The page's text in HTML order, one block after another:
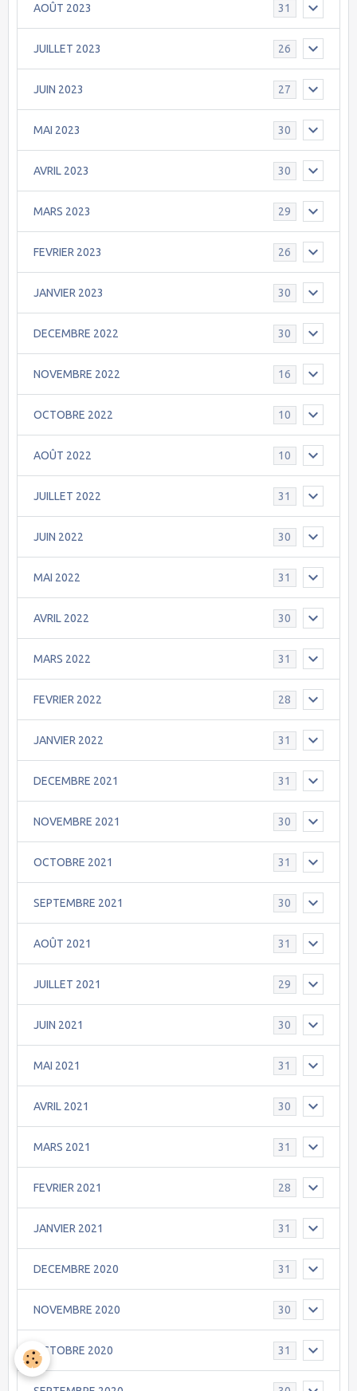
AOÛT 2023 31
JUILLET 2023 26
JUIN 2023 27
MAI 2023 30
AVRIL 2023 30
MARS 2023 29
FEVRIER 2023 26
JANVIER 2023 30
DECEMBRE 2022 30
NOVEMBRE 2022 16
OCTOBRE 2022 10
AOÛT 2022 10
JUILLET 2022 31
JUIN 2022 30
MAI 2022 31
AVRIL 2022 30
MARS 2022 31
FEVRIER 2022 28
JANVIER 2022 31
DECEMBRE 2021 31
NOVEMBRE 2021 30
OCTOBRE 2021 31
SEPTEMBRE 2021 30
AOÛT 2021 31
JUILLET 2021 29
JUIN 2021 30
MAI 2021 31
AVRIL 2021 30
MARS 2021 31
FEVRIER 2021 28
JANVIER 2021 31
DECEMBRE 2020 31
NOVEMBRE 2020 30
OCTOBRE 2020 31